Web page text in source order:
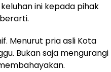
ini kepada pihak
Menurut pria asli Kota
Bukan saja mengurangi